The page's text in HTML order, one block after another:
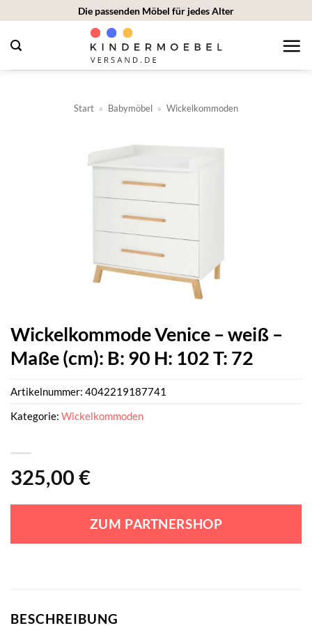
springen
Die passenden Möbel für jedes Alter
Start » Babymöbel » Wickelkommoden
Wickelkommode Venice – weiß –
Maße (cm): B: 90 H: 102 T: 72
325,00 €
ZUM PARTNERSHOP
Artikelnummer: 4042219187741
Kategorie: Wickelkommoden
BESCHREIBUNG